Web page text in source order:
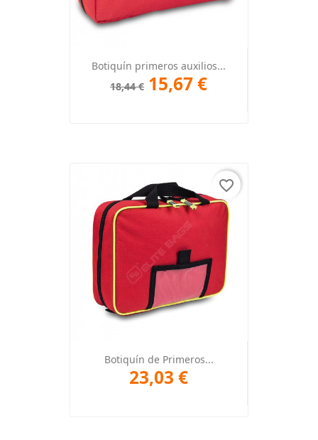
Botiquín primeros auxilios...
18,44 € 15,67 €
Botiquín de Primeros...
23,03 €
favorite_border